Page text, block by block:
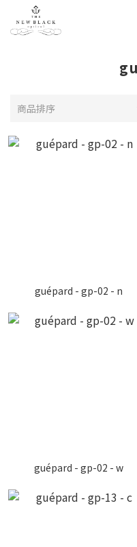
商品排序
guépard - gp-02 - n
guépard - gp-02 - w